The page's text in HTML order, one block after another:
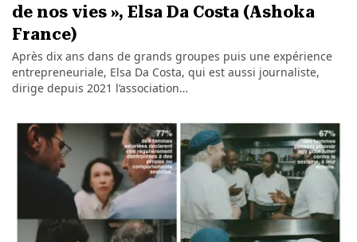
de nos vies », Elsa Da Costa (Ashoka
France)
Après dix ans dans de grands groupes puis une expérience
entrepreneuriale, Elsa Da Costa, qui est aussi journaliste,
dirige depuis 2021 l’association…